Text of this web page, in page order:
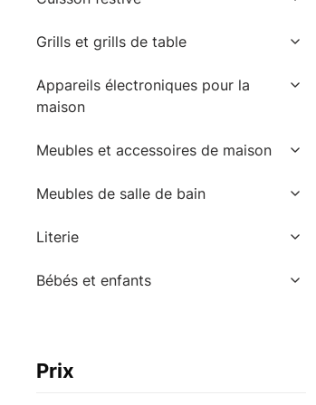
Grills et grills de table
Appareils électroniques pour la
maison
Meubles et accessoires de maison
Meubles de salle de bain
Literie
Bébés et enfants
Prix